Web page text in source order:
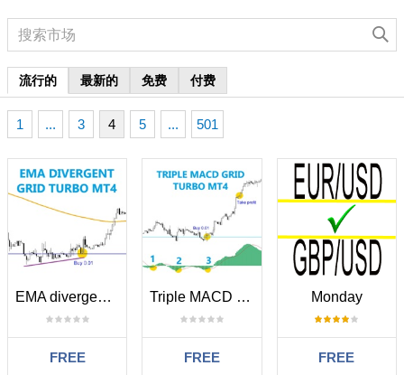
流行的 最新的 免费 付费
1 ... 3 4 5 ... 501
EMA divergent grid turbo MT4
FREE
Triple MACD grid turbo MT4
FREE
Monday
FREE